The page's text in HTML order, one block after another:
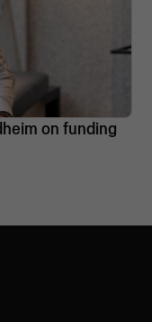
on funding